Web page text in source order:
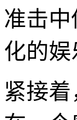
准击
化的
紧接